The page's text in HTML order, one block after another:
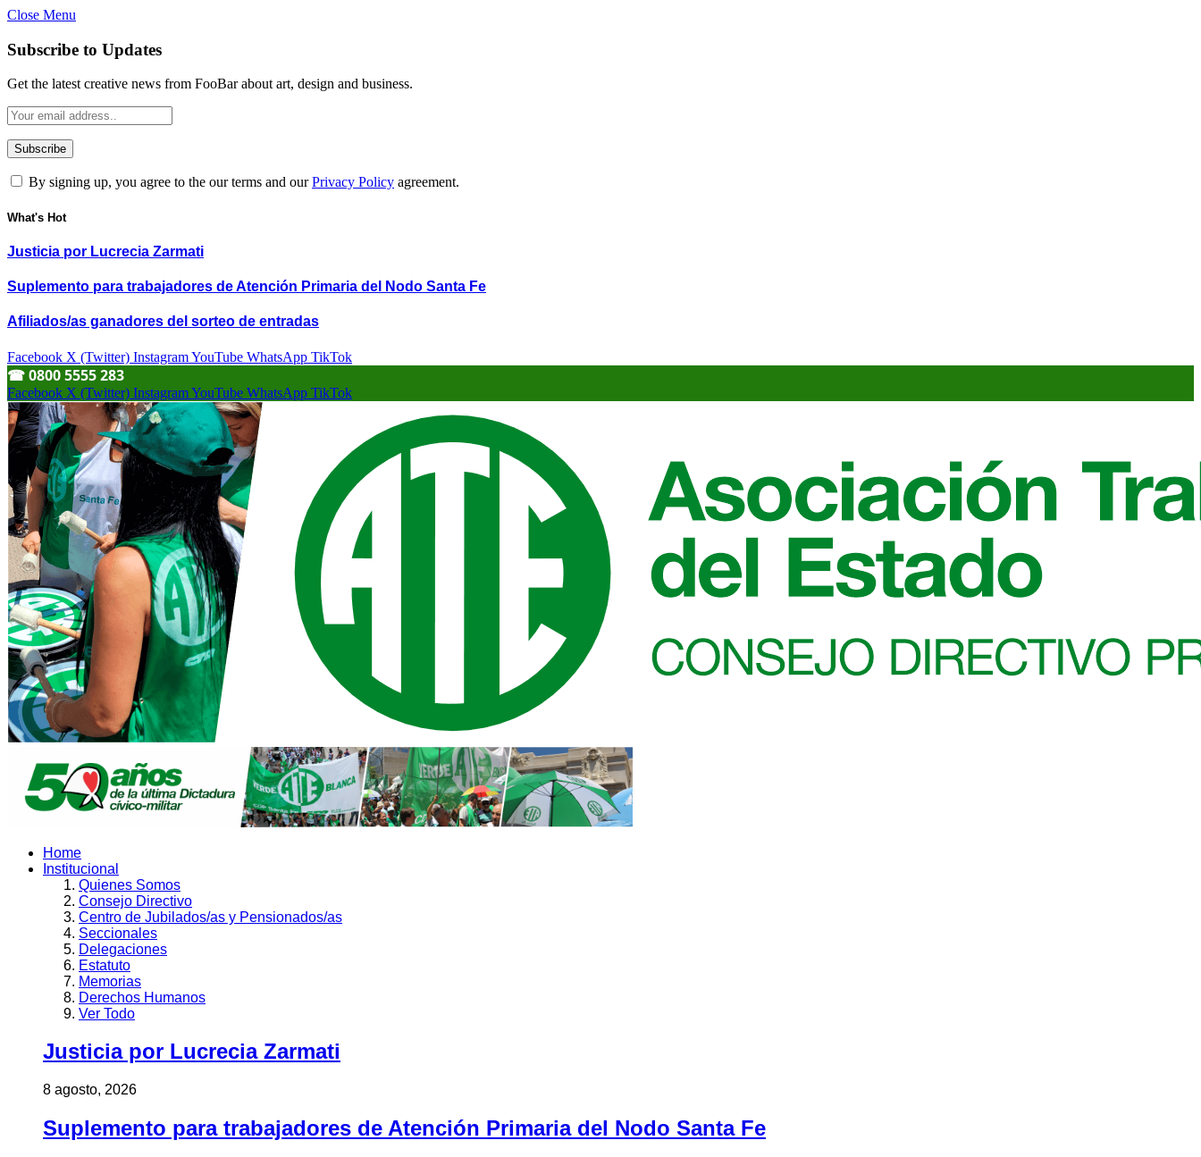
Close Menu
Subscribe to Updates
Get the latest creative news from FooBar about art, design and business.
By signing up, you agree to the our terms and ourPrivacy Policy agreement.
What's Hot
Justicia por Lucrecia Zarmati
Suplemento para trabajadores de Atención Primaria del Nodo Santa Fe
Afiliados/as ganadores del sorteo de entradas
Facebook X (Twitter) InstagramYouTube WhatsApp TikTok
☎︎ 0800 5555 283
Facebook X (Twitter) InstagramYouTube WhatsApp TikTok
Home
Institucional
Quienes Somos
Consejo Directivo
Centro de Jubilados/as y Pensionados/as
Seccionales
Delegaciones
Estatuto
Memorias
Derechos Humanos
Ver Todo
Justicia por Lucrecia Zarmati
8 agosto, 2026
Suplemento para trabajadores de Atención Primaria del Nodo Santa Fe